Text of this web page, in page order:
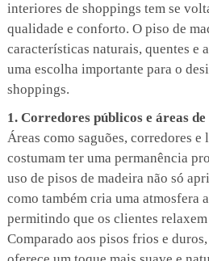
interiores de shoppings tem se
qualidade e conforto. O piso de
características naturais, quentes e
uma escolha importante para o
shoppings.
1. Corredores públicos e áreas de
Áreas como saguões, corredores e
costumam ter uma permanência
uso de pisos de madeira não só
como também cria uma atmosfera
permitindo que os clientes
Comparado aos pisos frios e